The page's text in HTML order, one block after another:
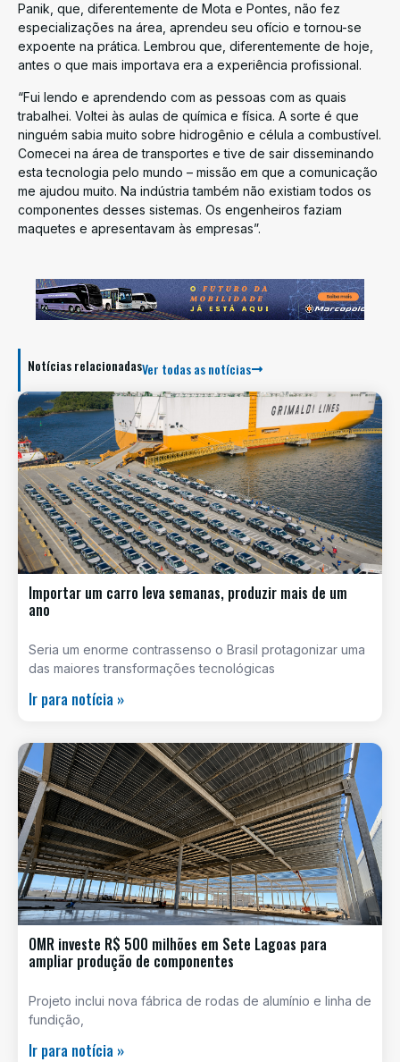
Panik, que, diferentemente de Mota e Pontes, não fez
especializações na área, aprendeu seu ofício e tornou-se
expoente na prática. Lembrou que, diferentemente de hoje,
antes o que mais importava era a experiência profissional.
“Fui lendo e aprendendo com as pessoas com as quais
trabalhei. Voltei às aulas de química e física. A sorte é que
ninguém sabia muito sobre hidrogênio e célula a combustível.
Comecei na área de transportes e tive de sair disseminando
esta tecnologia pelo mundo – missão em que a comunicação
me ajudou muito. Na indústria também não existiam todos os
componentes desses sistemas. Os engenheiros faziam
maquetes e apresentavam às empresas”.
Notícias relacionadasVer todas as notícias
Importar um carro leva semanas, produzir mais de um
ano
Seria um enorme contrassenso o Brasil protagonizar uma
das maiores transformações tecnológicas
Ir para notícia »
OMR investe R$ 500 milhões em Sete Lagoas para
ampliar produção de componentes
Projeto inclui nova fábrica de rodas de alumínio e linha de
fundição,
Ir para notícia »